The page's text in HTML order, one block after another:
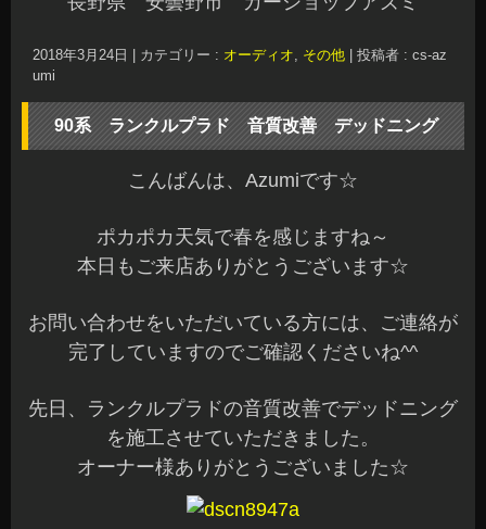
2018年3月24日 カテゴリー : オーディオ, その他
投稿者 : cs-az
umi
90系 ランクルプラド 音質改善 デッドニング
こんばんは、Azumiです☆
ポカポカ天気で春を感じますね～
本日もご来店ありがとうございます☆
お問い合わせをいただいている方には、ご連絡が
完了していますのでご確認くださいね^^
先日、ランクルプラドの音質改善でデッドニング
を施工させていただきました。
オーナー様ありがとうございました☆